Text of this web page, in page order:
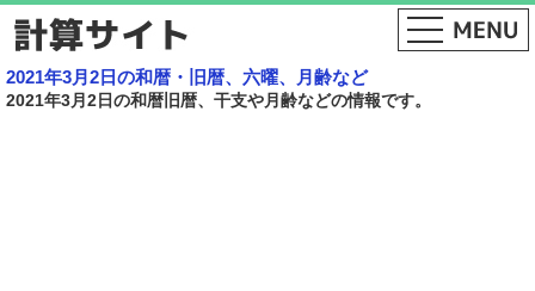
2021年3月2日の和暦・旧暦、六曜、月齢など
2021年3月2日の和暦旧暦、干支や月齢などの情報です。